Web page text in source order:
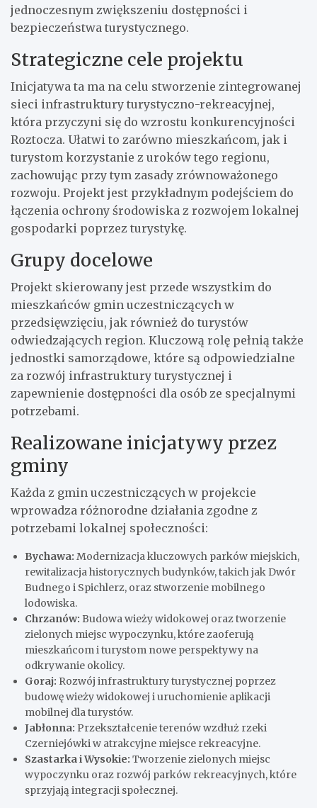
jednoczesnym zwiększeniu dostępności i
bezpieczeństwa turystycznego.
Strategiczne cele projektu
Inicjatywa ta ma na celu stworzenie zintegrowanej
sieci infrastruktury turystyczno-rekreacyjnej,
która przyczyni się do wzrostu konkurencyjności
Roztocza. Ułatwi to zarówno mieszkańcom, jak i
turystom korzystanie z uroków tego regionu,
zachowując przy tym zasady zrównoważonego
rozwoju. Projekt jest przykładnym podejściem do
łączenia ochrony środowiska z rozwojem lokalnej
gospodarki poprzez turystykę.
Grupy docelowe
Projekt skierowany jest przede wszystkim do
mieszkańców gmin uczestniczących w
przedsięwzięciu, jak również do turystów
odwiedzających region. Kluczową rolę pełnią także
jednostki samorządowe, które są odpowiedzialne
za rozwój infrastruktury turystycznej i
zapewnienie dostępności dla osób ze specjalnymi
potrzebami.
Realizowane inicjatywy przez
gminy
Każda z gmin uczestniczących w projekcie
wprowadza różnorodne działania zgodne z
potrzebami lokalnej społeczności:
Bychawa: Modernizacja kluczowych parków miejskich,
rewitalizacja historycznych budynków, takich jak Dwór
Budnego i Spichlerz, oraz stworzenie mobilnego
lodowiska.
Chrzanów: Budowa wieży widokowej oraz tworzenie
zielonych miejsc wypoczynku, które zaoferują
mieszkańcom i turystom nowe perspektywy na
odkrywanie okolicy.
Goraj: Rozwój infrastruktury turystycznej poprzez
budowę wieży widokowej i uruchomienie aplikacji
mobilnej dla turystów.
Jabłonna: Przekształcenie terenów wzdłuż rzeki
Czerniejówki w atrakcyjne miejsce rekreacyjne.
Szastarka i Wysokie: Tworzenie zielonych miejsc
wypoczynku oraz rozwój parków rekreacyjnych, które
sprzyjają integracji społecznej.